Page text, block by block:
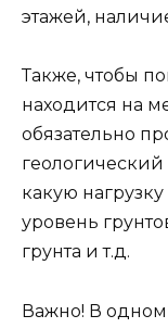
этажей,
Также, чтобы
находится на
обязательно
какую
уровень
грунта и т.д.
Важно! В